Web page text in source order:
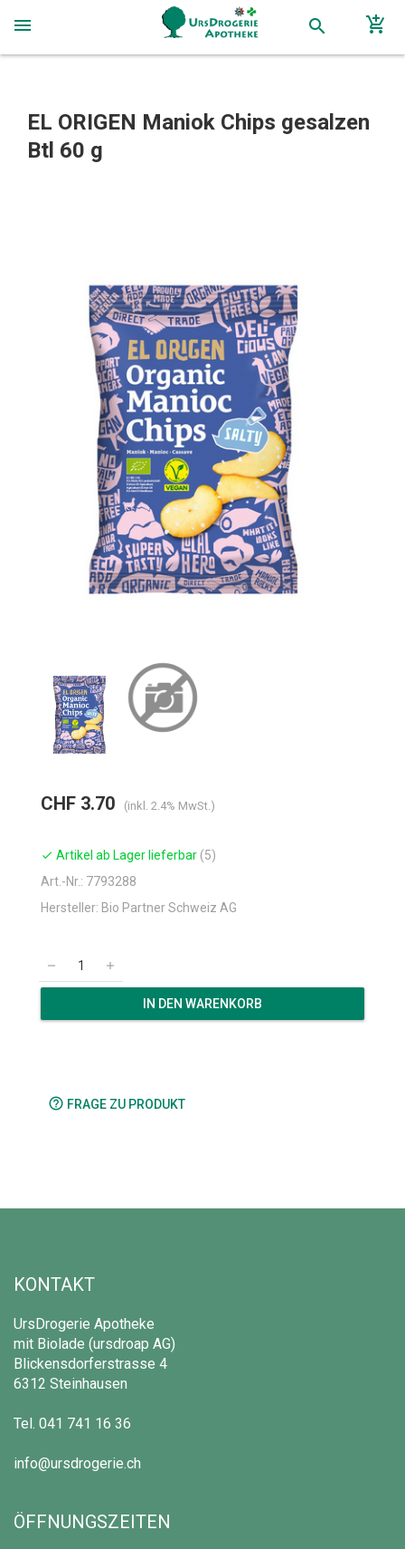
menu search add_shopping_cart
EL ORIGEN Maniok Chips gesalzen
Btl 60 g
CHF 3.70 (inkl. 2.4% MwSt.)
check Artikel ab Lager lieferbar (5)
Art.-Nr.: 7793288
Hersteller: Bio Partner Schweiz AG
remove add
IN DEN WARENKORB
help_outline FRAGE ZU PRODUKT
KONTAKT
UrsDrogerie Apotheke
mit Biolade (ursdroap AG)
Blickensdorferstrasse 4
6312 Steinhausen
Tel. 041 741 16 36
info@ursdrogerie.ch
ÖFFNUNGSZEITEN